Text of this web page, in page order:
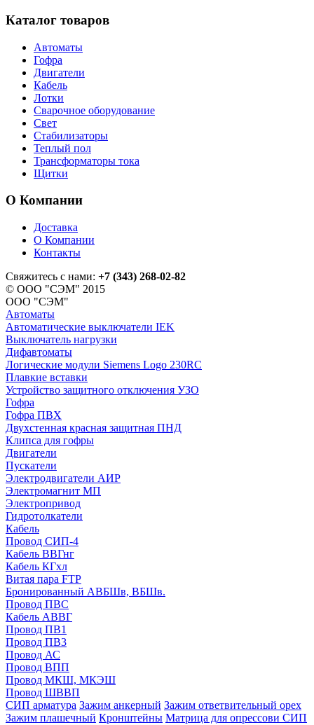
Каталог товаров
Автоматы
Гофра
Двигатели
Кабель
Лотки
Сварочное оборудование
Свет
Стабилизаторы
Теплый пол
Трансформаторы тока
Щитки
О Компании
Доставка
О Компании
Контакты
Свяжитесь с нами: +7 (343) 268-02-82
© ООО "СЭМ" 2015
ООО "СЭМ"
Автоматы
Автоматические выключатели IEK
Выключатель нагрузки
Дифавтоматы
Логические модули Siemens Logo 230RC
Плавкие вставки
Устройство защитного отключения УЗО
Гофра
Гофра ПВХ
Двухстенная красная защитная ПНД
Клипса для гофры
Двигатели
Пускатели
Электродвигатели АИР
Электромагнит МП
Электропривод
Гидротолкатели
Кабель
Провод СИП-4
Кабель ВВГнг
Кабель КГхл
Витая пара FTP
Бронированный АВБШв, ВБШв.
Провод ПВС
Кабель АВВГ
Провод ПВ1
Провод ПВ3
Провод АС
Провод ВПП
Провод МКШ, МКЭШ
Провод ШВВП
СИП арматура Зажим анкерный Зажим ответвительный орех
Зажим плашечный Кронштейны Матрица для опрессови СИП